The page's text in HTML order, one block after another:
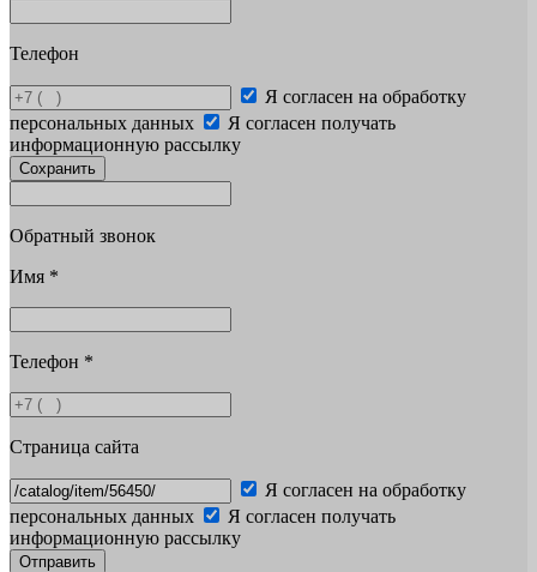
Телефон
Я согласен на обработку
персональных данных
Я согласен получать
информационную рассылку
Сохранить
Обратный звонок
Имя *
Телефон *
Страница сайта
Я согласен на обработку
персональных данных
Я согласен получать
информационную рассылку
Отправить